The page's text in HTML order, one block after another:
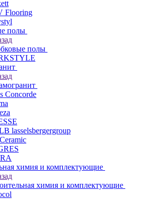
Flooring
полы
полы
Concorde
lasselsbergergroup
химия и комплектующие
химия и комплектующие